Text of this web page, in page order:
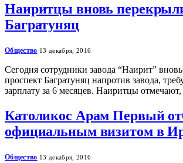
Наиритцы вновь
Багратуняц
Общество 13 декабря, 2016
Сегодня сотрудники завода “Наирит”
проспект Багратуняц напротив завода,
зарплату за 6 месяцев. Наиритцы
Католикос Арам Первый
официальным визитом в
Общество 13 декабря, 2016